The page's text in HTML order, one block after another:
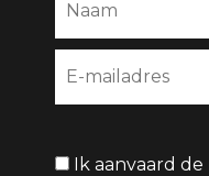
Ik aanvaard